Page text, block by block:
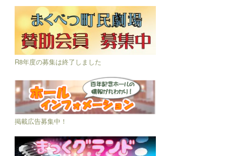
R8年度の募集は終了しました
掲載広告募集中！